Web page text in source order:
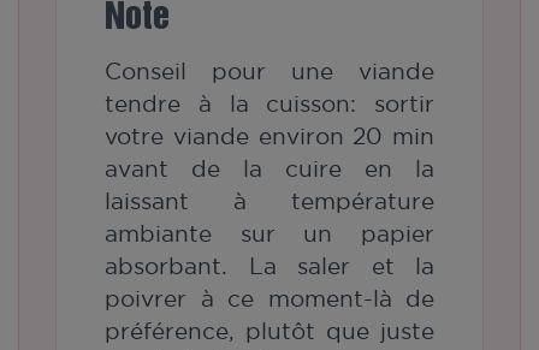
Note
Conseil pour une viande
tendre à la cuisson: sortir
votre viande environ 20 min
avant de la cuire en la
laissant à température
ambiante sur un papier
absorbant. La saler et la
poivrer à ce moment-là de
préférence, plutôt que juste